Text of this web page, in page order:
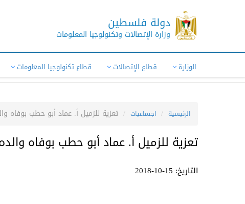
دولة فلسطين
وزارة الإتصالات وتكنولوجيا المعلومات
الوزارة قطاع الإتصالات قطاع تكنولوجيا المعلومات
الرئيسية اجتماعيات تعزية للزميل أ. عماد أبو حطب بوفاه
تعزية للزميل أ. عماد أبو حطب بوفاه
التاريخ: 15-10-2018